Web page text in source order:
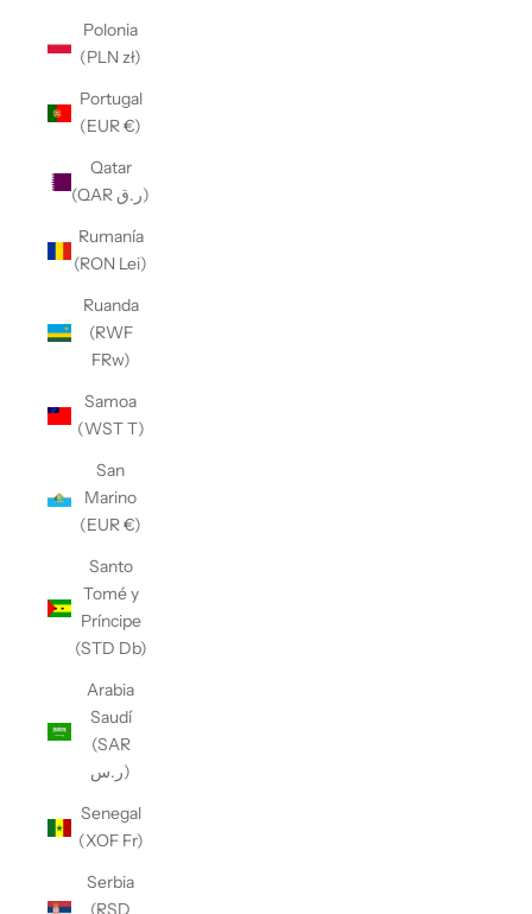
Polonia
(PLN zł)
Portugal
(EUR €)
Qatar
(QAR ر.ق)
Rumanía
(RON Lei)
Ruanda
(RWF
FRw)
Samoa
(WST T)
San
Marino
(EUR €)
Santo
Tomé y
Príncipe
(STD Db)
Arabia
Saudí
(SAR
ر.س)
Senegal
(XOF Fr)
Serbia
(RSD